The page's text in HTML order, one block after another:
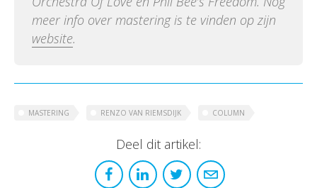
meer info over mastering is te vinden op zijn
website.
MASTERING RENZO VAN RIEMSDIJK COLUMN
Deel dit artikel: